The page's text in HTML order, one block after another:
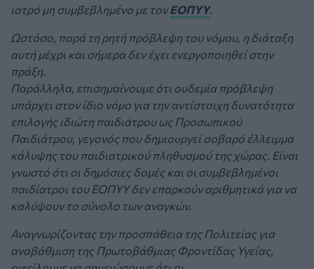
ιατρό μη συμβεβλημένο με τονΕΟΠΥΥ.
Ωστόσο, παρά τη ρητή πρόβλεψη του νόμου, η διάταξη
αυτή μέχρι και σήμερα δεν έχει ενεργοποιηθεί στην
πράξη.
Παράλληλα, επισημαίνουμε ότι ουδεμία πρόβλεψη
υπάρχει στον ίδιο νόμο για την αντίστοιχη δυνατότητα
επιλογής ιδιώτη παιδιάτρου ως Προσωπικού
Παιδιάτρου, γεγονός που δημιουργεί σοβαρό έλλειμμα
κάλυψης του παιδιατρικού πληθυσμού της χώρας. Είναι
γνωστό ότι οι δημόσιες δομές και οι συμβεβλημένοι
παιδίατροι του ΕΟΠΥΥ δεν επαρκούν αριθμητικά για να
καλύψουν το σύνολο των αναγκών.
Αναγνωρίζοντας την προσπάθεια της Πολιτείας για
αναβάθμιση της Πρωτοβάθμιας Φροντίδας Υγείας,